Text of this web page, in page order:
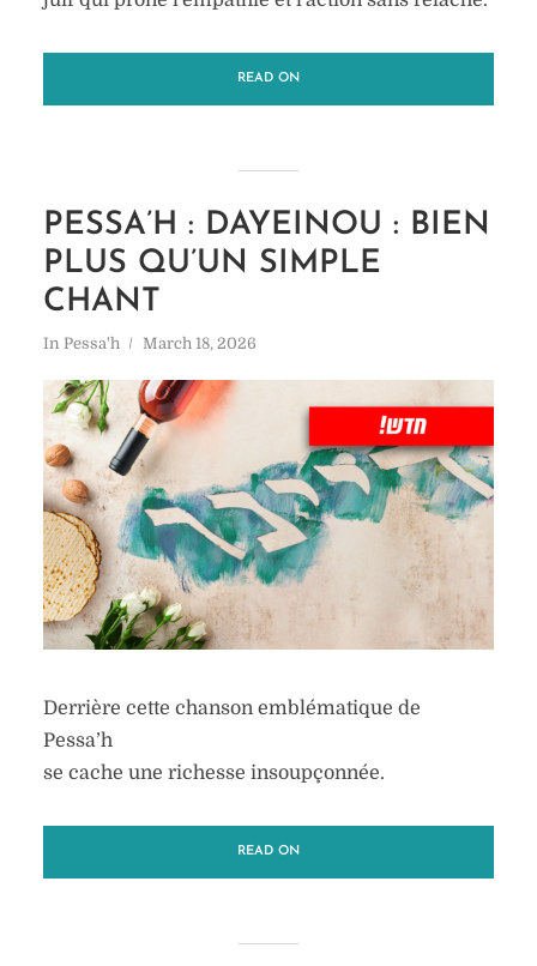
READ ON
PESSA’H : DAYEINOU : BIEN
PLUS QU’UN SIMPLE
CHANT
In Pessa'h March 18, 2026
Derrière cette chanson emblématique de
Pessa’h
se cache une richesse insoupçonnée.
READ ON